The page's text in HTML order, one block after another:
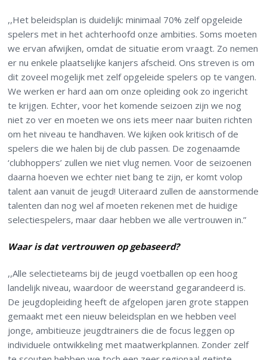
,,Het beleidsplan is duidelijk: minimaal 70% zelf opgeleide
spelers met in het achterhoofd onze ambities. Soms moeten
we ervan afwijken, omdat de situatie erom vraagt. Zo nemen
er nu enkele plaatselijke kanjers afscheid. Ons streven is om
dit zoveel mogelijk met zelf opgeleide spelers op te vangen.
We werken er hard aan om onze opleiding ook zo ingericht
te krijgen. Echter, voor het komende seizoen zijn we nog
niet zo ver en moeten we ons iets meer naar buiten richten
om het niveau te handhaven. We kijken ook kritisch of de
spelers die we halen bij de club passen. De zogenaamde
‘clubhoppers’ zullen we niet vlug nemen. Voor de seizoenen
daarna hoeven we echter niet bang te zijn, er komt volop
talent aan vanuit de jeugd! Uiteraard zullen de aanstormende
talenten dan nog wel af moeten rekenen met de huidige
selectiespelers, maar daar hebben we alle vertrouwen in.”
Waar is dat vertrouwen op gebaseerd?
,,Alle selectieteams bij de jeugd voetballen op een hoog
landelijk niveau, waardoor de weerstand gegarandeerd is.
De jeugdopleiding heeft de afgelopen jaren grote stappen
gemaakt met een nieuw beleidsplan en we hebben veel
jonge, ambitieuze jeugdtrainers die de focus leggen op
individuele ontwikkeling met maatwerkplannen. Zonder zelf